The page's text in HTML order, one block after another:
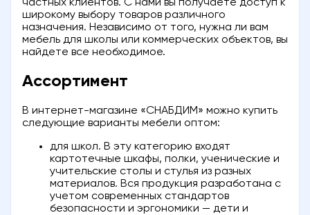
частных клиентов. С нами вы получаете доступ к
широкому выбору товаров различного
назначения. Независимо от того, нужна ли вам
мебель для школы или коммерческих объектов, вы
найдете все необходимое.
Ассортимент
В интернет-магазине «СНАБДИМ» можно купить
следующие варианты мебели оптом:
для школ. В эту категорию входят
картотечные шкафы, полки, ученические и
учительские столы и стулья из разных
материалов. Вся продукция разработана с
учетом современных стандартов
безопасности и эргономики — дети и